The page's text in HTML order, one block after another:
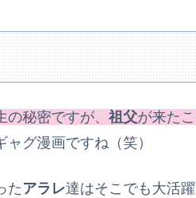
の秘密ですが、 祖父が来た
グ漫画ですね（笑）
たアラレ達はそこでも大活